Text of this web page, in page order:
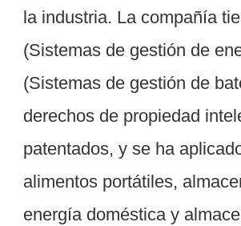
la industria. La compañía
(Sistemas de gestión de
(Sistemas de gestión de
derechos de propiedad
patentados, y se ha
alimentos portátiles,
energía doméstica y